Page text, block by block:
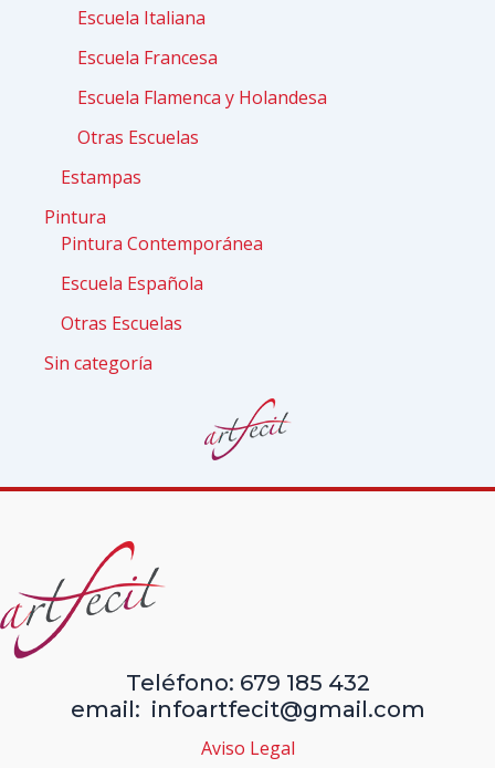
Escuela Italiana
Escuela Francesa
Escuela Flamenca y Holandesa
Otras Escuelas
Estampas
Pintura
Pintura Contemporánea
Escuela Española
Otras Escuelas
Sin categoría
Teléfono: 679 185 432
email: infoartfecit@gmail.com
Aviso Legal